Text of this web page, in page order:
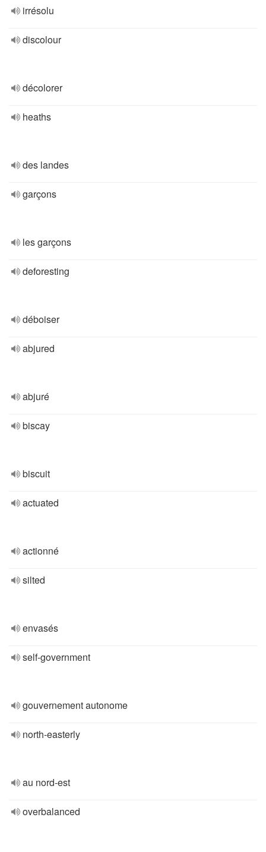
irrésolu
discolour
décolorer
heaths
des landes
garçons
les garçons
deforesting
déboiser
abjured
abjuré
biscay
biscuit
actuated
actionné
silted
envasés
self-government
gouvernement autonome
north-easterly
au nord-est
overbalanced